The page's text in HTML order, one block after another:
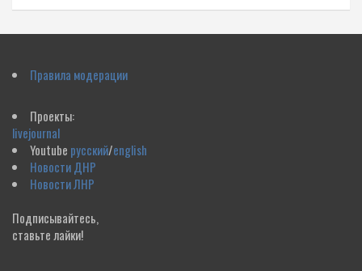
Правила модерации
Проекты:
livejournal
Youtube русский/english
Новости ДНР
Новости ЛНР
Подписывайтесь,
ставьте лайки!